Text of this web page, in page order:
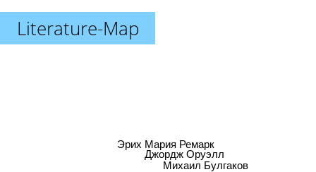
Literature-Map
Михаил Булгаков
Джордж Оруэлл
Эрих Мария Ремарк